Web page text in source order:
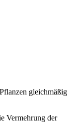
gleichmäßig
Vermehrung der